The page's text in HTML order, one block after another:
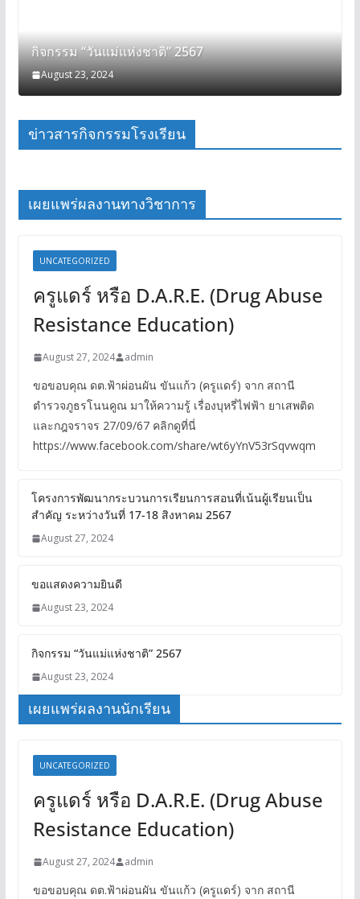
กิจกรรม “วันแม่แห่งชาติ” 2567
August 23, 2024
ข่าวสารกิจกรรมโรงเรียน
เผยแพร่ผลงานทางวิชาการ
UNCATEGORIZED
ครูแดร์ หรือ D.A.R.E. (Drug Abuse
Resistance Education)
August 27, 2024 admin
ขอขอบคุณ ดต.ฟ้าผ่อนผัน ขันแก้ว (ครูแดร์) จาก สถานี
ตำรวจภูธรโนนคูณ มาให้ความรู้ เรื่องบุหรี่ไฟฟ้า ยาเสพติด
และกฎจราจร 27/09/67 คลิกดูที่นี่
https://www.facebook.com/share/wt6yYnV53rSqvwqm
โครงการพัฒนากระบวนการเรียนการสอนที่เน้นผู้เรียนเป็น
สำคัญ ระหว่างวันที่ 17-18 สิงหาคม 2567
August 27, 2024
ขอแสดงความยินดี
August 23, 2024
กิจกรรม “วันแม่แห่งชาติ” 2567
August 23, 2024
เผยแพร่ผลงานนักเรียน
UNCATEGORIZED
ครูแดร์ หรือ D.A.R.E. (Drug Abuse
Resistance Education)
August 27, 2024 admin
ขอขอบคุณ ดต.ฟ้าผ่อนผัน ขันแก้ว (ครูแดร์) จาก สถานี